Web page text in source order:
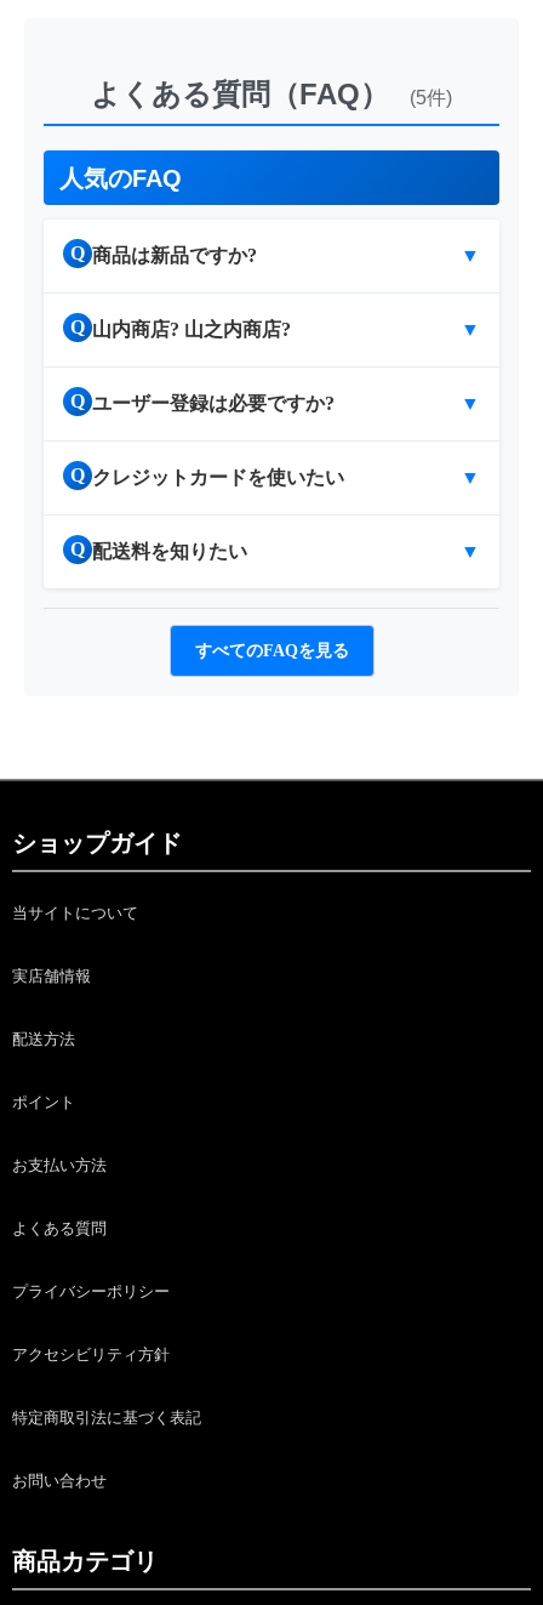
よくある質問（FAQ） (5件)
人気のFAQ
Q 商品は新品ですか? ▼
Q 山内商店? 山之内商店? ▼
Q ユーザー登録は必要ですか? ▼
Q クレジットカードを使いたい ▼
Q 配送料を知りたい ▼
すべてのFAQを見る
ショップガイド
当サイトについて
実店舗情報
配送方法
ポイント
お支払い方法
よくある質問
プライバシーポリシー
アクセシビリティ方針
特定商取引法に基づく表記
お問い合わせ
商品カテゴリ